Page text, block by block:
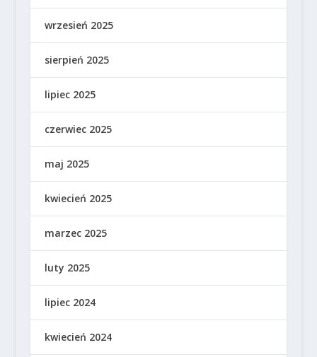
wrzesień 2025
sierpień 2025
lipiec 2025
czerwiec 2025
maj 2025
kwiecień 2025
marzec 2025
luty 2025
lipiec 2024
kwiecień 2024